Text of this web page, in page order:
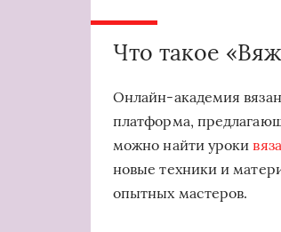
Что такое
Онлайн-академия
платформа,
можно найти уроки
новые техники и
опытных мастеров.